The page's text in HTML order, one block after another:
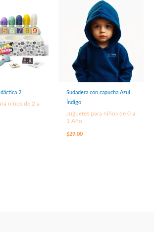
2
niños de 2 a
Sudadera con capucha Azul
Índigo
Juguetes para niños de 0 a
1 Año
$29.00